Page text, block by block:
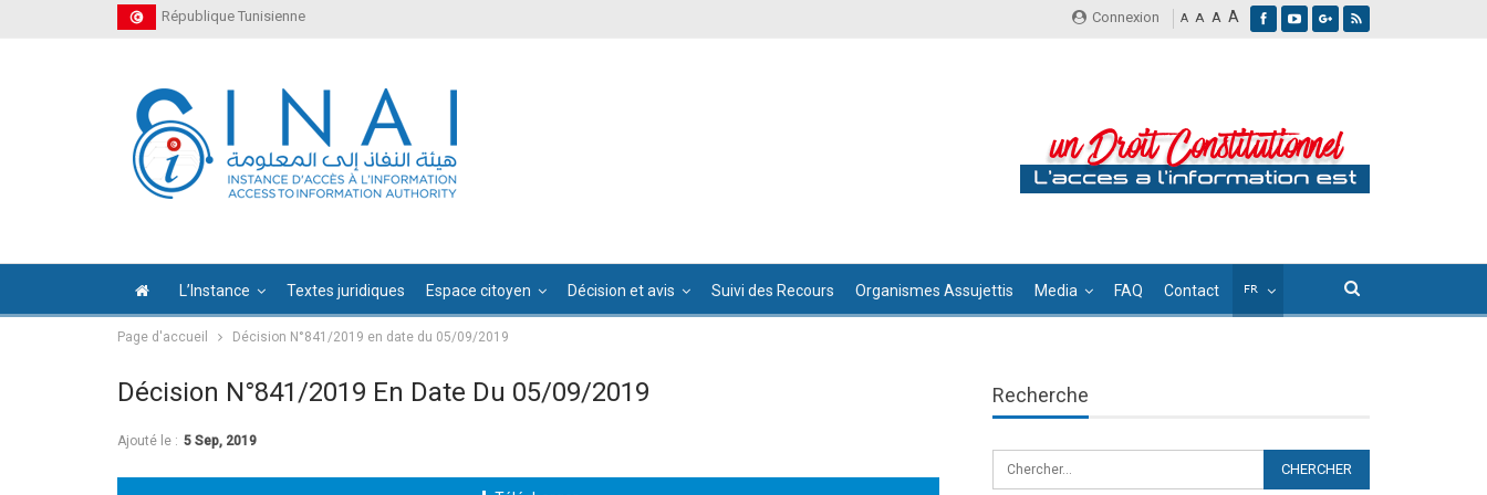
Connexion A A A A
République Tunisienne
L’Instance Textes juridiques Espace citoyen Décision et avis Suivi des Recours Organismes Assujettis Media FAQ Contact
Page d'accueil Décision N°841/2019 en date du 05/09/2019
Décision N°841/2019 En Date Du 05/09/2019
Ajouté le : 5 Sep, 2019
Recherche